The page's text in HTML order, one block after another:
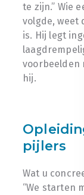
te zijn.” Wie
volgde, weet
is. Hij legt
voorbeelden
hij.
pijlers
Wat u
“We starten